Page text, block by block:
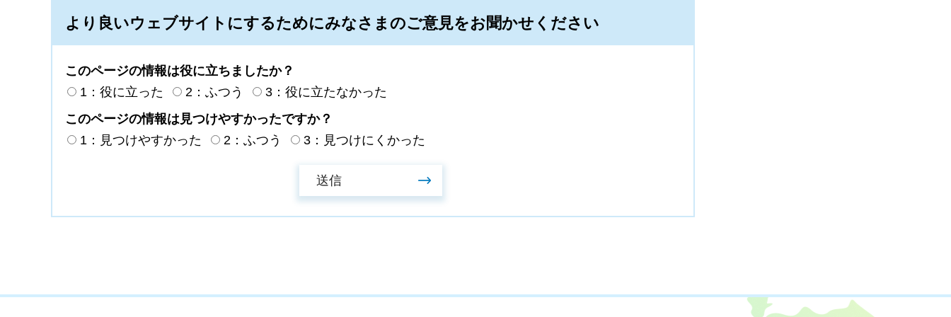
より良いウェブサイトにするためにみなさまのご意見をお聞かせください
このページの情報は役に立ちましたか？
1：役に立った
2：ふつう
3：役に立たなかった
このページの情報は見つけやすかったですか？
1：見つけやすかった
2：ふつう 3：見つけにくかった